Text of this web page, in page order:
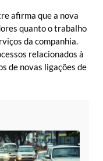
afirma que a nova
quanto o trabalho
da companhia.
relacionados à
de novas ligações de